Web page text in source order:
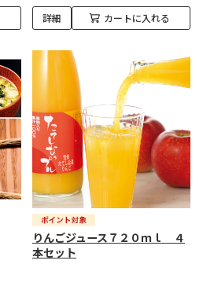
詳細 カートに入れる
りんごジュース７２０ｍｌ ４
本セット